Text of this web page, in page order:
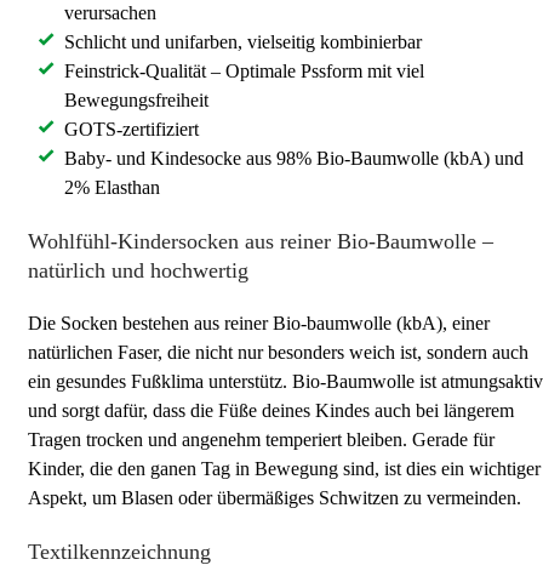
verursachen
Schlicht und unifarben, vielseitig kombinierbar
Feinstrick-Qualität – Optimale Pssform mit viel
Bewegungsfreiheit
GOTS-zertifiziert
Baby- und Kindesocke aus 98% Bio-Baumwolle (kbA) und
2% Elasthan
Wohlfühl-Kindersocken aus reiner Bio-Baumwolle –
natürlich und hochwertig
Die Socken bestehen aus reiner Bio-baumwolle (kbA), einer
natürlichen Faser, die nicht nur besonders weich ist, sondern auch
ein gesundes Fußklima unterstütz. Bio-Baumwolle ist atmungsaktiv
und sorgt dafür, dass die Füße deines Kindes auch bei längerem
Tragen trocken und angenehm temperiert bleiben. Gerade für
Kinder, die den ganen Tag in Bewegung sind, ist dies ein wichtiger
Aspekt, um Blasen oder übermäßiges Schwitzen zu vermeinden.
Textilkennzeichnung